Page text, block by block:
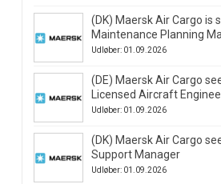
(DK) Maersk Air Cargo is
Maintenance Planning
Udløber: 01.09.2026
(DE) Maersk Air Cargo
Licensed Aircraft
Udløber: 01.09.2026
(DK) Maersk Air Cargo
Support Manager
Udløber: 01.09.2026